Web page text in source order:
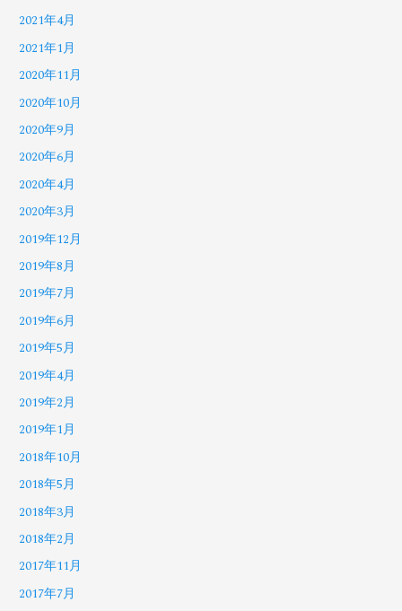
2021年4月
2021年1月
2020年11月
2020年10月
2020年9月
2020年6月
2020年4月
2020年3月
2019年12月
2019年8月
2019年7月
2019年6月
2019年5月
2019年4月
2019年2月
2019年1月
2018年10月
2018年5月
2018年3月
2018年2月
2017年11月
2017年7月